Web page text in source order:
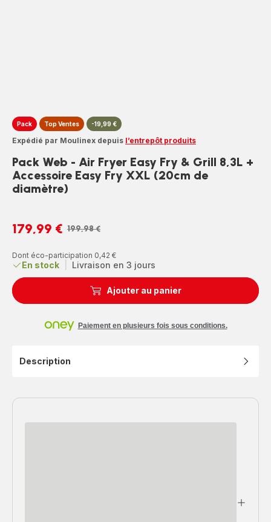
Pack Top Ventes -19,99 €
Expédié par Moulinex depuis l’entrepôt produits
Pack Web - Air Fryer Easy Fry & Grill 8,3L +
Accessoire Easy Fry XXL (20cm de
diamètre)
Prix
réduction
179,99 €
Prix
199,98 €
Dont éco-participation 0,42 €
En stock Livraison en 3 jours
Ajouter au panier
Paiement en plusieurs fois sous conditions.
Description